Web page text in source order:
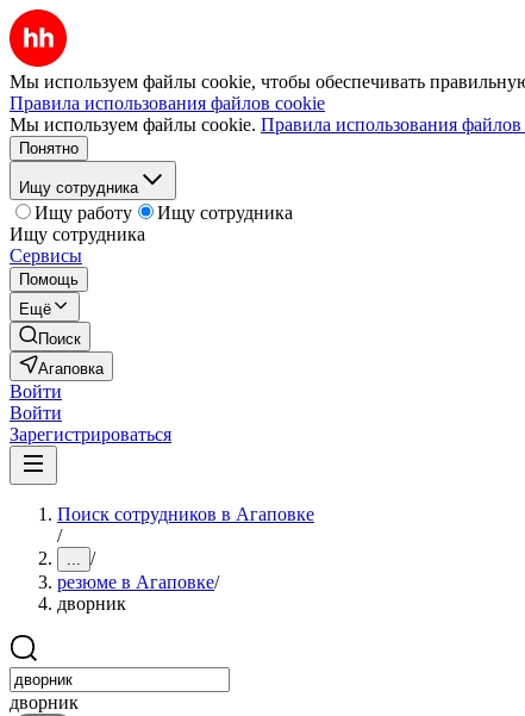
Мы используем файлы cookie, чтобы обеспечивать
Правила использования файлов cookie
Мы используем файлы cookie. Правила использования
Понятно
Ищу сотрудника
Ищу работу
Ищу сотрудника
Ищу сотрудника
Сервисы
Помощь
Ещё
Поиск
Агаповка
Войти
Войти
Зарегистрироваться
Поиск сотрудников в Агаповке
/
... /
резюме в Агаповке/
дворник
дворник